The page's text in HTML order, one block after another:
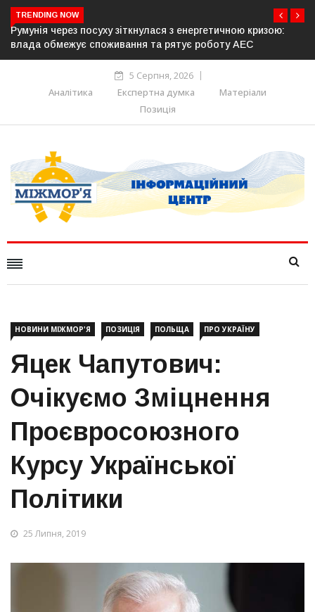
TRENDING NOW
Латвія готова направити до 20 військових для операцій із
розблокування Ормузької протоки
5 Серпня, 2026
Аналітика
Експертна думка
Матеріали
Позиція
НОВИНИ МІЖМОР'Я ПОЗИЦІЯ ПОЛЬЩА ПРО УКРАЇНУ
Яцек Чапутович:
Очікуємо Зміцнення
Проєвросоюзного
Курсу Української
Політики
25 Липня, 2019